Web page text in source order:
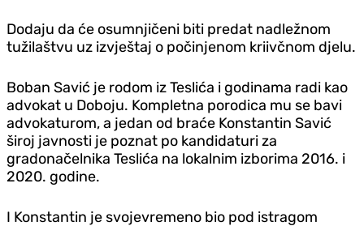
Dodaju da će osumnjičeni biti predat nadležnom
tužilaštvu uz izvještaj o počinjenom kriivčnom djelu.
Boban Savić je rodom iz Teslića i godinama radi kao
advokat u Doboju. Kompletna porodica mu se bavi
advokaturom, a jedan od braće Konstantin Savić
široj javnosti je poznat po kandidaturi za
gradonačelnika Teslića na lokalnim izborima 2016. i
2020. godine.
I Konstantin je svojevremeno bio pod istragom